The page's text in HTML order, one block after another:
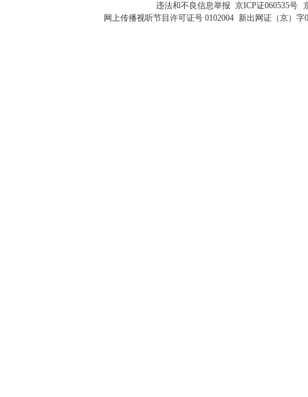
违法和不良信息举报 京ICP证060535号
网上传播视听节目许可证号 0102004 新出网证（京）